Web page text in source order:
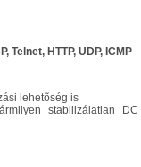
Telnet, HTTP, UDP, ICMP
lehetõség is
stabilizálatlan DC